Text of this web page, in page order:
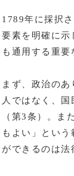
1789年に採択
要素を明確に示
も通用する重要
まず、政治の
人ではなく、
（第3条）。ま
もよい」とい
ができるのは法